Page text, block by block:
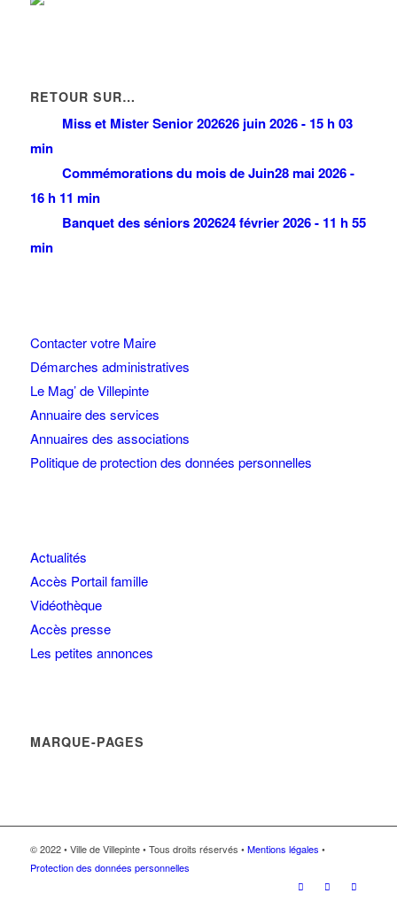
RETOUR SUR…
Miss et Mister Senior 202626 juin 2026 - 15 h 03
min
Commémorations du mois de Juin28 mai 2026 -
16 h 11 min
Banquet des séniors 202624 février 2026 - 11 h 55
min
Contacter votre Maire
Démarches administratives
Le Mag’ de Villepinte
Annuaire des services
Annuaires des associations
Politique de protection des données personnelles
Actualités
Accès Portail famille
Vidéothèque
Accès presse
Les petites annonces
MARQUE-PAGES
© 2022 • Ville de Villepinte • Tous droits réservés •Mentions légales •
Protection des données personnelles